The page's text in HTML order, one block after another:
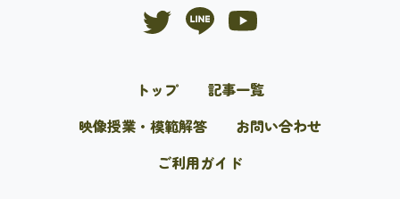
トップ
記事一覧
映像授業・模範解答
お問い合わせ
ご利用ガイド